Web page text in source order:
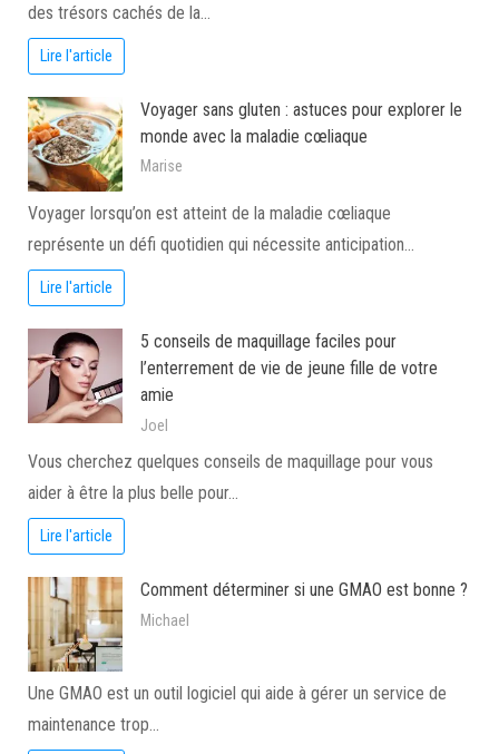
des trésors cachés de la…
Lire l'article
Voyager sans gluten : astuces pour explorer le
monde avec la maladie cœliaque
Marise
Voyager lorsqu’on est atteint de la maladie cœliaque
représente un défi quotidien qui nécessite anticipation…
Lire l'article
5 conseils de maquillage faciles pour
l’enterrement de vie de jeune fille de votre
amie
Joel
Vous cherchez quelques conseils de maquillage pour vous
aider à être la plus belle pour…
Lire l'article
Comment déterminer si une GMAO est bonne ?
Michael
Une GMAO est un outil logiciel qui aide à gérer un service de
maintenance trop…